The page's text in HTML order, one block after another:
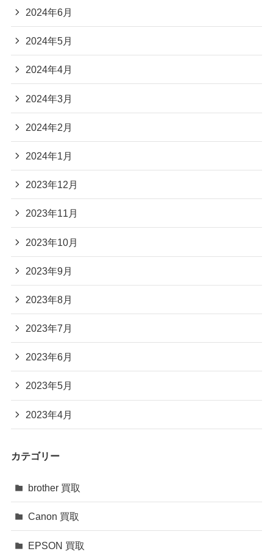
2024年6月
2024年5月
2024年4月
2024年3月
2024年2月
2024年1月
2023年12月
2023年11月
2023年10月
2023年9月
2023年8月
2023年7月
2023年6月
2023年5月
2023年4月
カテゴリー
brother 買取
Canon 買取
EPSON 買取